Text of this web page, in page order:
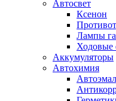
Автосвет
Ксенон
Лампы
Ходовые
Аккумуляторы
Автохимия